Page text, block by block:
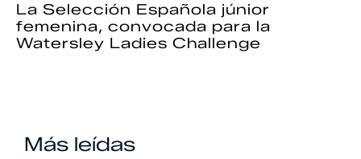
La Selección Española júnior
femenina, convocada para la
Watersley Ladies Challenge
Más leídas